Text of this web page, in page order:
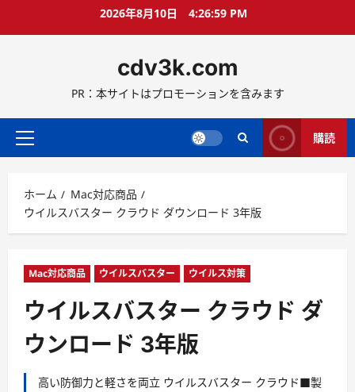
ス
ッ
2026年8月10日 4:27:00 PM
cdv3k.com
PR：本サイトはプロモーションを含みます
メ
メ
ニ
ュ
購読
ホーム
Mac対応商品
ウイルスバスター クラウド ダウンロード 3年版
Mac対応商品 ウイルスバスター ウイルス対策
ウイルスバスター クラウド ダ
ウンロード 3年版
高い防御力と軽さを両立 ウイルスバスター クラウド■製